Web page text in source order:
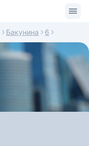
Бакунина 6